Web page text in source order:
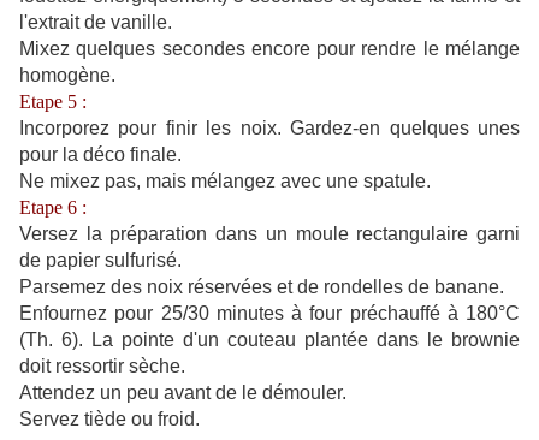
l'extrait de vanille.
Mixez quelques secondes encore pour rendre le mélange
homogène.
Etape 5 :
Incorporez pour finir les noix. Gardez-en quelques unes
pour la déco finale.
Ne mixez pas, mais mélangez avec une spatule.
Etape 6 :
Versez la préparation dans un moule rectangulaire garni
de papier sulfurisé.
Parsemez des noix réservées et de rondelles de banane.
Enfournez pour 25/30 minutes à four préchauffé à 180°C
(Th. 6). La pointe d'un couteau plantée dans le brownie
doit ressortir sèche.
Attendez un peu avant de le démouler.
Servez tiède ou froid.